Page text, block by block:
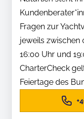
Fragen zur
jeweils zwischen
16:00 Uhr und
CharterCheck
Feiertage des